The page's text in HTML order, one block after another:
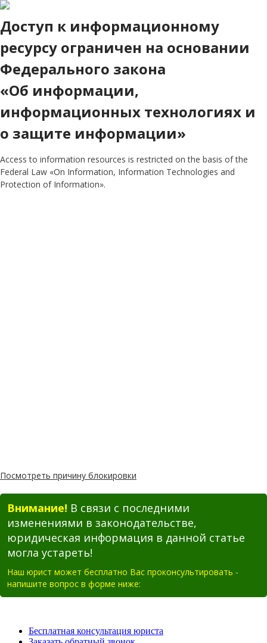
Доступ к информационному
ресурсу ограничен на основании
Федерального закона
«Об информации,
информационных технологиях и
о защите информации»
Access to information resources is restricted on the basis of the
Federal Law «On Information, Information Technologies and
Protection of Information».
Посмотреть причину блокировки
Внимание! В связи с последними
изменениями в законодательстве,
юридическая информация в данной статье
могла устареть!
Наш юрист может бесплатно Вас проконсультировать -
напишите вопрос в форме ниже: